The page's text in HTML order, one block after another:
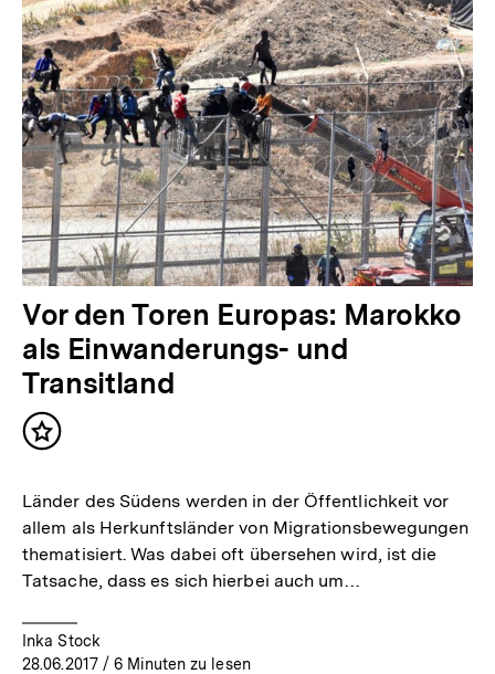
Vor den Toren Europas: Marokko
als Einwanderungs- und
Transitland
Inhalt
Länder des Südens werden in der Öffentlichkeit vor
allem als Herkunftsländer von Migrationsbewegungen
thematisiert. Was dabei oft übersehen wird, ist die
Tatsache, dass es sich hierbei auch um…
Inka Stock
28.06.2017/ 6 Minuten zu lesen